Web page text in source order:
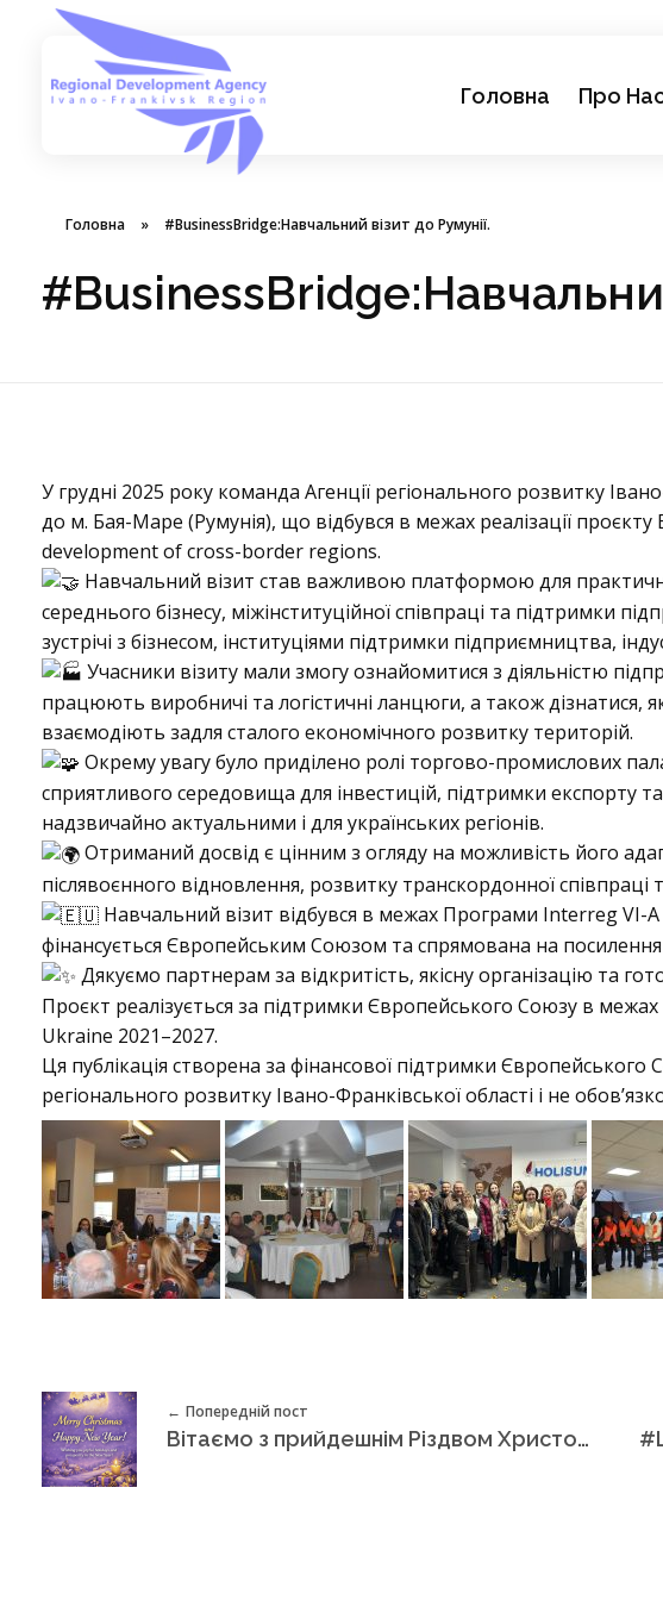
Головна Про
Головна » #BusinessBridge:Навчальний візит до Румунії.
#
B
u
s
i
n
e
s
s
B
r
i
У грудні 2025 року команда Агенції регіонального розвитку
до м. Бая-Маре (Румунія), що відбувся в межах реалізації
development of cross-border regions.
Навчальний візит став важливою платформою для
середнього бізнесу, міжінституційної співпраці та підтримки
зустрічі з бізнесом, інституціями підтримки підприємництва,
Учасники візиту мали змогу ознайомитися з діяльністю
працюють виробничі та логістичні ланцюги, а також дізнатися,
взаємодіють задля сталого економічного розвитку територій.
Окрему увагу було приділено ролі торгово-промислових
сприятливого середовища для інвестицій, підтримки експорту
надзвичайно актуальними і для українських регіонів.
Отриманий досвід є цінним з огляду на можливість його
післявоєнного відновлення, розвитку транскордонної
Навчальний візит відбувся в межах Програми Interreg
фінансується Європейським Союзом та спрямована на посилення
Дякуємо партнерам за відкритість, якісну організацію та
Проєкт реалізується за підтримки Європейського Союзу в
Ukraine 2021–2027.
Ця публікація створена за фінансової підтримки Європейського
регіонального розвитку Івано-Франківської області і не
Попередній пост
Вітаємо з прийдешнім Різдвом Христовим та Новим роком!